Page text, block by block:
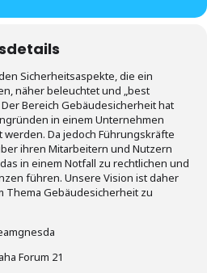
Sicherheitsaspekte, die ein
näher beleuchtet und „best
Bereich Gebäudesicherheit hat
in einem Unternehmen
Da jedoch Führungskräfte
ihren Mitarbeitern und Nutzern
in einem Notfall zu rechtlichen und
führen. Unsere Vision ist daher
Thema Gebäudesicherheit zu
Forum 21